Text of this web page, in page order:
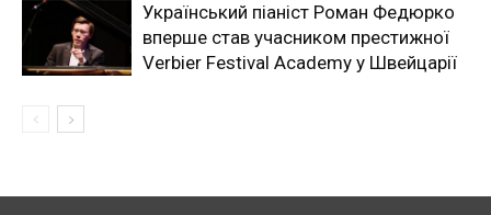
Український піаніст Роман Федюрко
вперше став учасником престижної
Verbier Festival Academy у Швейцарії